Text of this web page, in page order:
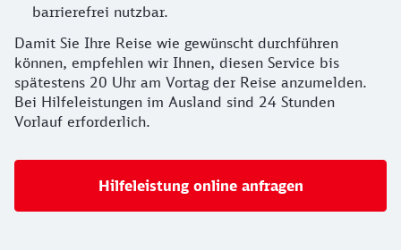
barrierefrei nutzbar.
Damit Sie Ihre Reise wie gewünscht durchführen
können, empfehlen wir Ihnen, diesen Service bis
spätestens 20 Uhr am Vortag der Reise anzumelden.
Bei Hilfeleistungen im Ausland sind 24 Stunden
Vorlauf erforderlich.
Hilfeleistung online anfragen